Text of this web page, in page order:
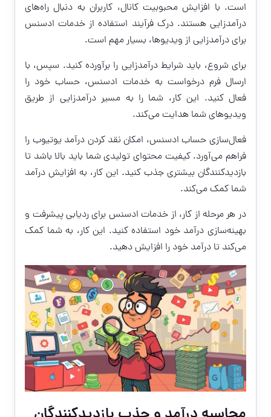
است. با افزایش محبوبیت کانال، کاربران به دنبال راه‌های
درآمدزایی هستند. درک فرآیند استفاده از خدمات ادسنس
برای درآمدزایی از ویدیوها، بسیار مهم است.
برای شروع، باید شرایط درآمدزایی را برآورده کنید. سپس، با
ارسال فرم درخواست به خدمات ادسنس، حساب خود را
فعال کنید. این کار، شما را به مسیر درآمدزایی از طریق
ویدیوهای شما هدایت می‌کند.
فعال‌سازی حساب ادسنس، امکان نقد کردن درآمد یوتیوب را
فراهم می‌آورد. کیفیت محتوای تولیدی شما باید بالا باشد تا
بازدیدکنندگان بیشتری جذب کنید. این کار، به افزایش درآمد
شما کمک می‌کند.
در هر مرحله از کار، از خدمات ادسنس برای ردیابی پیشرفت و
بهینه‌سازی درآمد خود استفاده کنید. این کار، به شما کمک
می‌کند تا درآمد خود را افزایش دهید.